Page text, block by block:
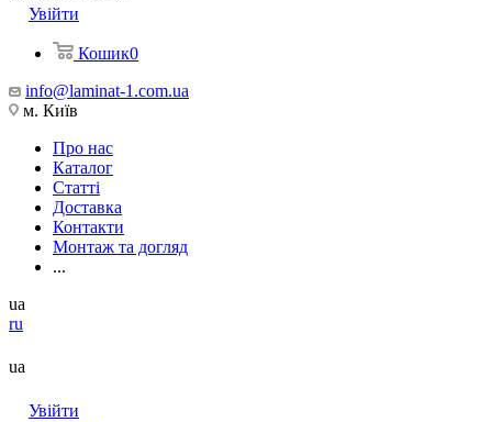
Увійти
Кошик0
info@laminat-1.com.ua
м. Київ
Про нас
Каталог
Статті
Доставка
Контакти
Монтаж та догляд
...
ua
ru
ua
Увійти